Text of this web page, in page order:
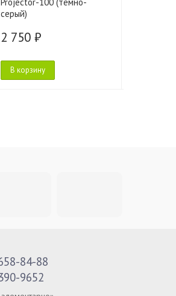
серый)
2 750 ₽
В корзину
84-88
9652